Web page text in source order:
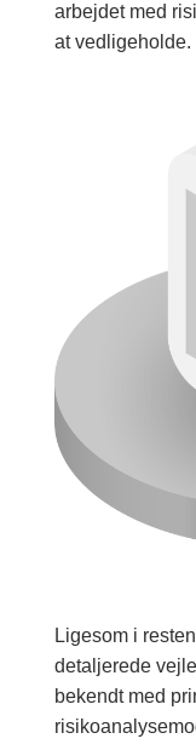
arbejdet med
at vedligeholde.
Ligesom i
detaljerede
bekendt med